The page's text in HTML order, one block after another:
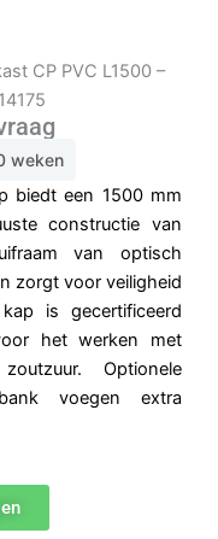
CP PVC L1500 –
weken
biedt een 1500 mm
constructie van
van optisch
zorgt voor veiligheid
is gecertificeerd
het werken met
Optionele
voegen extra